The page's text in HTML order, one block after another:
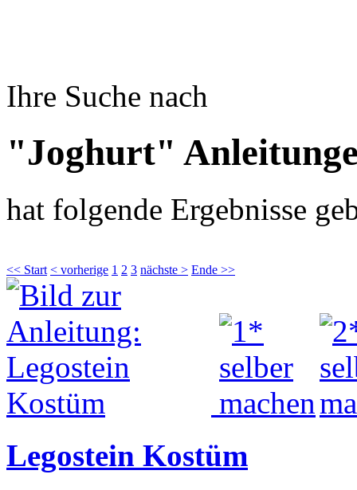
Ihre Suche nach
"Joghurt"
hat folgende Ergebnisse
<< Start < vorherige 1 2 3 nächste > Ende >>
Legostein Kostüm